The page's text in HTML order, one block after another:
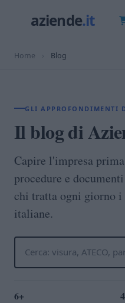
Home › Blog
GLI APPROFONDIMENTI
Il blog di
Capire l'impresa
procedure e
chi tratta ogni giorno
italiane.
6+